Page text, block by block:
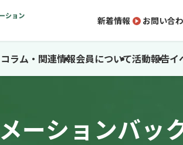
新着情報 お問い合
コラム・関連情報会員について活動報告イ
ーションバッ